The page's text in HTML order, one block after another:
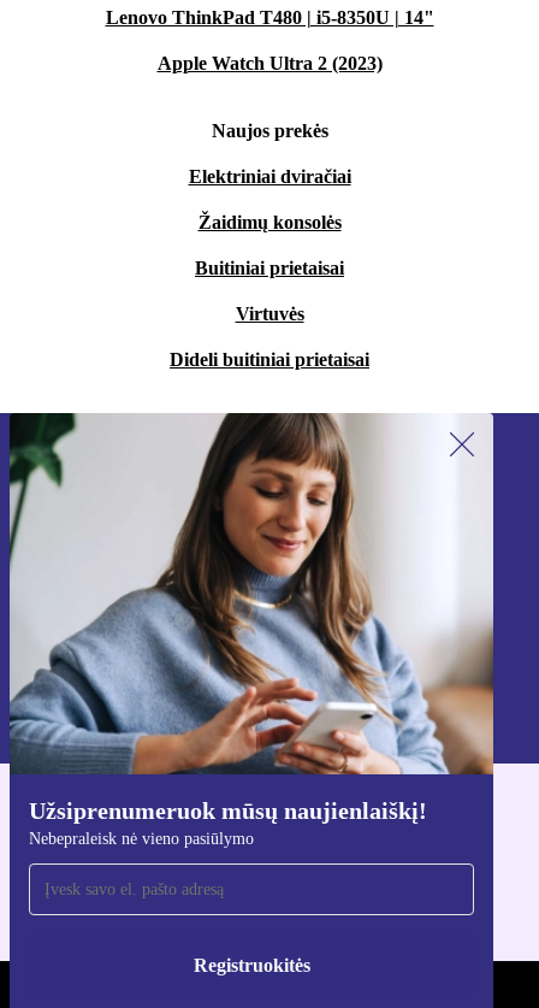
Lenovo ThinkPad T480 | i5-8350U | 14"
Apple Watch Ultra 2 (2023)
Naujos prekės
Elektriniai dviračiai
Žaidimų konsolės
Buitiniai prietaisai
Virtuvės
Dideli buitiniai prietaisai
Užsiprenumeruok mūsų naujienlaiškį!
Nebepraleisk nė vieno pasiūlymo
Registruokitės
Užsiprenumeruok mūsų naujienlaiškį!
Nebepraleisk nė vieno pasiūlymo.
Registruokitės
Informaciją apie asmens duomenų naudojimą rasi mūsų
Privatumo politikoje.
Atsisiųsti refurbed programėlę
Skirta iOS ir Android